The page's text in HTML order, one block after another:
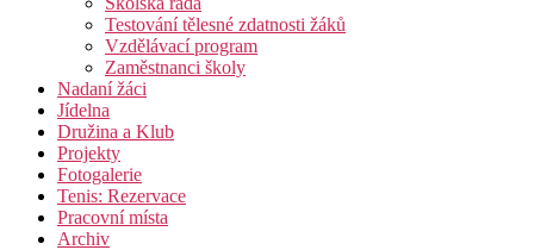
Testování tělesné zdatnosti žáků
Vzdělávací program
Zaměstnanci školy
Nadaní žáci
Jídelna
Družina a Klub
Projekty
Fotogalerie
Tenis: Rezervace
Pracovní místa
Archiv